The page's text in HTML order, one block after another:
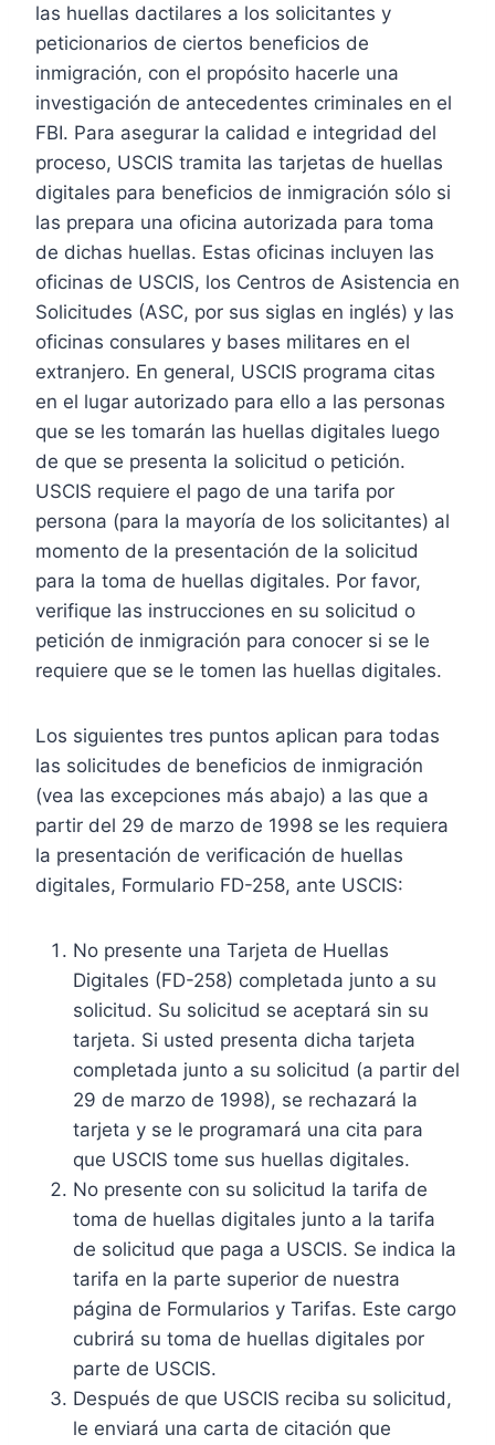
las huellas dactilares a los solicitantes y
peticionarios de ciertos beneficios de
inmigración, con el propósito hacerle una
investigación de antecedentes criminales en el
FBI. Para asegurar la calidad e integridad del
proceso, USCIS tramita las tarjetas de huellas
digitales para beneficios de inmigración sólo si
las prepara una oficina autorizada para toma
de dichas huellas. Estas oficinas incluyen las
oficinas de USCIS, los Centros de Asistencia en
Solicitudes (ASC, por sus siglas en inglés) y las
oficinas consulares y bases militares en el
extranjero. En general, USCIS programa citas
en el lugar autorizado para ello a las personas
que se les tomarán las huellas digitales luego
de que se presenta la solicitud o petición.
USCIS requiere el pago de una tarifa por
persona (para la mayoría de los solicitantes) al
momento de la presentación de la solicitud
para la toma de huellas digitales. Por favor,
verifique las instrucciones en su solicitud o
petición de inmigración para conocer si se le
requiere que se le tomen las huellas digitales.
Los siguientes tres puntos aplican para todas
las solicitudes de beneficios de inmigración
(vea las excepciones más abajo) a las que a
partir del 29 de marzo de 1998 se les requiera
la presentación de verificación de huellas
digitales, Formulario FD-258, ante USCIS:
No presente una Tarjeta de Huellas
Digitales (FD-258) completada junto a su
solicitud. Su solicitud se aceptará sin su
tarjeta. Si usted presenta dicha tarjeta
completada junto a su solicitud (a partir del
29 de marzo de 1998), se rechazará la
tarjeta y se le programará una cita para
que USCIS tome sus huellas digitales.
No presente con su solicitud la tarifa de
toma de huellas digitales junto a la tarifa
de solicitud que paga a USCIS. Se indica la
tarifa en la parte superior de nuestra
página de Formularios y Tarifas. Este cargo
cubrirá su toma de huellas digitales por
parte de USCIS.
Después de que USCIS reciba su solicitud,
le enviará una carta de citación que